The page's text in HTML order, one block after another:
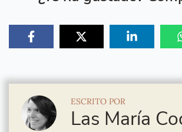
ESCRITO POR
Las María